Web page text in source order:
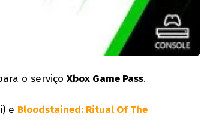
o serviço Xbox Game Pass.
e Bloodstained: Ritual Of The